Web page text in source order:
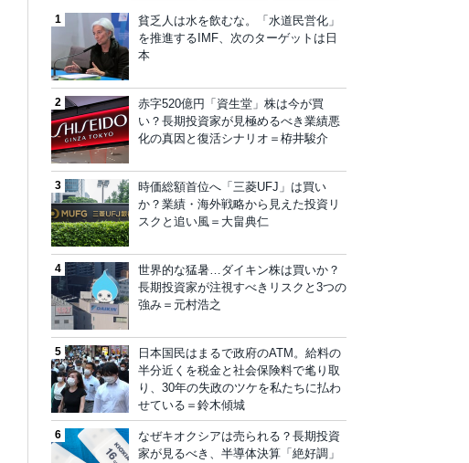
貧乏人は水を飲むな。「水道民営化」
を推進するIMF、次のターゲットは日
本
赤字520億円「資生堂」株は今が買
い？長期投資家が見極めるべき業績悪
化の真因と復活シナリオ＝栫井駿介
時価総額首位へ「三菱UFJ」は買い
か？業績・海外戦略から見えた投資リ
スクと追い風＝大畠典仁
世界的な猛暑…ダイキン株は買いか？
長期投資家が注視すべきリスクと3つの
強み＝元村浩之
日本国民はまるで政府のATM。給料の
半分近くを税金と社会保険料で毟り取
り、30年の失政のツケを私たちに払わ
せている＝鈴木傾城
なぜキオクシアは売られる？長期投資
家が見るべき、半導体決算「絶好調」